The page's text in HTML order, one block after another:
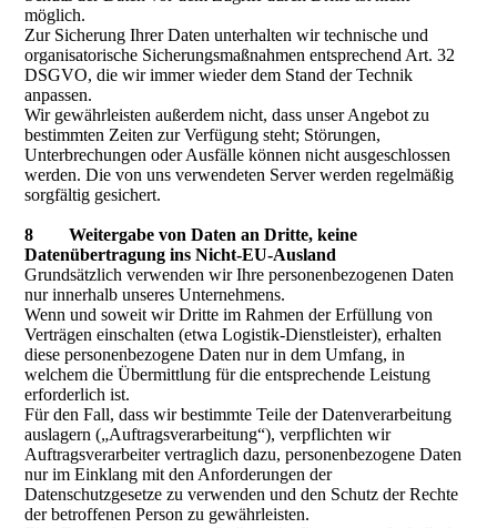
möglich.
Zur Sicherung Ihrer Daten unterhalten wir technische und
organisatorische Sicherungsmaßnahmen entsprechend Art. 32
DSGVO, die wir immer wieder dem Stand der Technik
anpassen.
Wir gewährleisten außerdem nicht, dass unser Angebot zu
bestimmten Zeiten zur Verfügung steht; Störungen,
Unterbrechungen oder Ausfälle können nicht ausgeschlossen
werden. Die von uns verwendeten Server werden regelmäßig
sorgfältig gesichert.
8 Weitergabe von Daten an Dritte, keine
Datenübertragung ins Nicht-EU-Ausland
Grundsätzlich verwenden wir Ihre personenbezogenen Daten
nur innerhalb unseres Unternehmens.
Wenn und soweit wir Dritte im Rahmen der Erfüllung von
Verträgen einschalten (etwa Logistik-Dienstleister), erhalten
diese personenbezogene Daten nur in dem Umfang, in
welchem die Übermittlung für die entsprechende Leistung
erforderlich ist.
Für den Fall, dass wir bestimmte Teile der Datenverarbeitung
auslagern („Auftragsverarbeitung“), verpflichten wir
Auftragsverarbeiter vertraglich dazu, personenbezogene Daten
nur im Einklang mit den Anforderungen der
Datenschutzgesetze zu verwenden und den Schutz der Rechte
der betroffenen Person zu gewährleisten.